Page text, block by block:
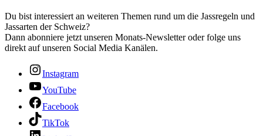
Du bist interessiert an weiteren Themen rund um die Jassregeln und
Jassarten der Schweiz?
Dann abonniere jetzt unseren Monats-Newsletter oder folge uns
direkt auf unseren Social Media Kanälen.
Instagram
YouTube
Facebook
TikTok